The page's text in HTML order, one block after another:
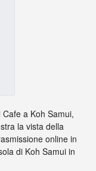
a Koh Samui,
la vista della
online in
di Koh Samui in